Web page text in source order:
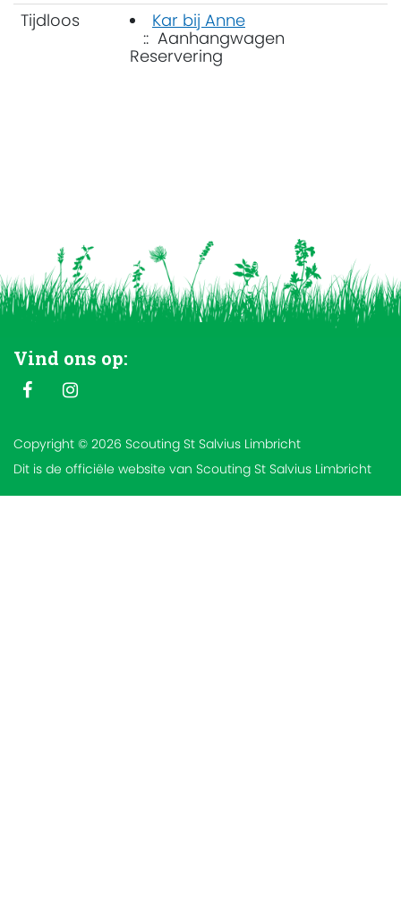
Tijdloos
Kar bij Anne
:: Aanhangwagen
Reservering
Vind ons op:
Copyright © 2026 Scouting St Salvius Limbricht
Dit is de officiële website van Scouting St Salvius Limbricht